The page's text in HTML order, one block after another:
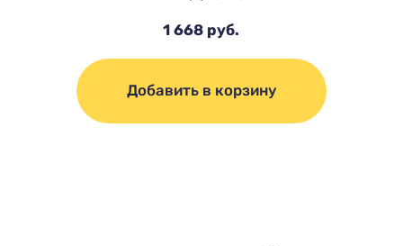
1 668 руб.
Добавить в корзину